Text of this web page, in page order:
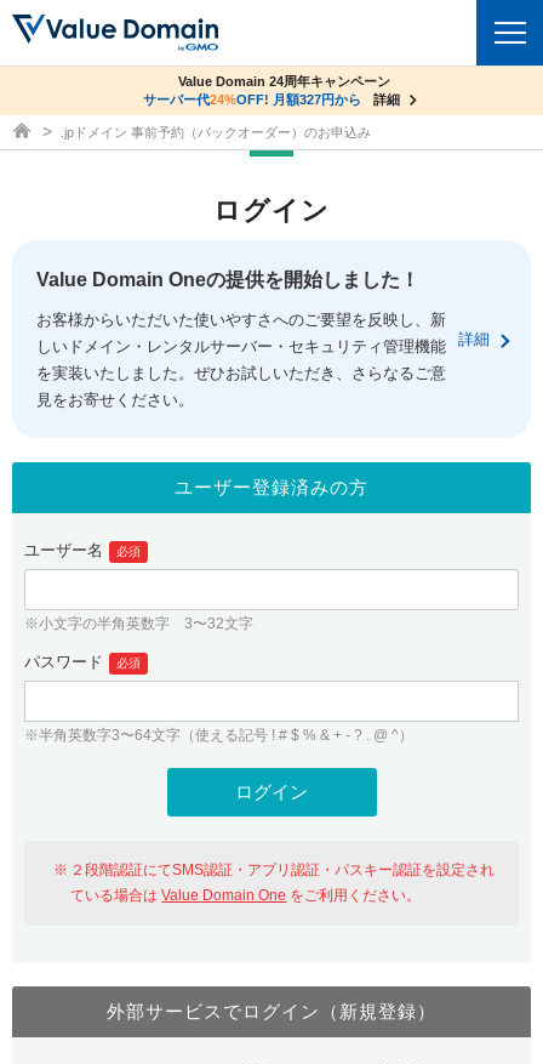
ドメイントップ
ドメイン移管
ドメイン価格一覧
ドメイン一括検索
.jpドメインオークション
gTLDオークション NEW!
.jpドメインバックオーダー
プレミアムドメイン
人気ドメインの種類
WHOIS検索
コアサーバー
バリューサーバー
XREA
セキュリティトップ
Value Domain ネットde診断
SSL証明書
サービストップ
お得意様割引
紹介制度
バリュードメインAPI
ドメイン・ホスティングOEM
facebook
ログイン
従来のバリュードメインをご利用希望の方
Value Domainにログイン
おすすめ One レンタルサーバーを含む最新の機能を使う方
Value Domain Oneにログイン
ユーザー登録
co.jpドメイン✕コアサーバーV2ビジネス応援キャンペーン
サーバー料金1年間無料
詳細
Value Domain 24周年キャンペーン
サーバー代24%OFF! 月額327円から 詳細
ドメイン取得ならバリュードメイン
.jpドメイン 事前予約（バックオーダー）のお申込み
ログイン
Value Domain Oneの提供を開始しました！
お客様からいただいた使いやすさへのご要望を反映し、新
しいドメイン・レンタルサーバー・セキュリティ管理機能
を実装いたしました。ぜひお試しいただき、さらなるご意
見をお寄せください。
詳細
ユーザー登録済みの方
ユーザー名 必須
※小文字の半角英数字 3〜32文字
パスワード 必須
※半角英数字3〜64文字（使える記号 ! # $ % & + - ? . @ ^）
２段階認証にてSMS認証・アプリ認証・パスキー認証を設定され
ている場合はValue Domain One をご利用ください。
外部サービスでログイン（新規登録）